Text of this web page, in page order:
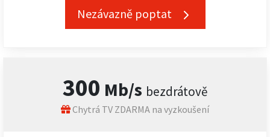
Nezávazně poptat
300 Mb/s bezdrátově
Chytrá TV ZDARMA na vyzkoušení